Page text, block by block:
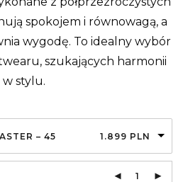
spokojem i równowagą, a
wygodę. To idealny wybór
szukających harmonii
w stylu.
– 45 1.899 PLN